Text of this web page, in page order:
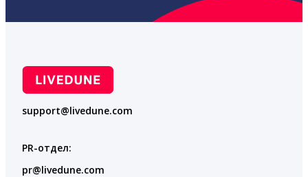
support@livedune.com
PR-отдел:
pr@livedune.com